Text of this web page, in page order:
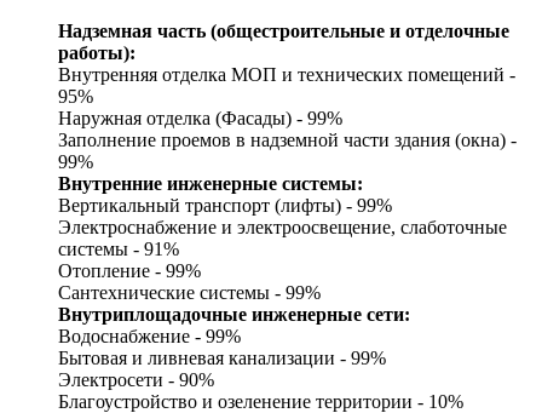
Надземная часть (общестроительные и отделочные
работы):
Внутренняя отделка МОП и технических помещений -
95%
Наружная отделка (Фасады) - 99%
Заполнение проемов в надземной части здания (окна) -
99%
Внутренние инженерные системы:
Вертикальный транспорт (лифты) - 99%
Электроснабжение и электроосвещение, слаботочные
системы - 91%
Отопление - 99%
Сантехнические системы - 99%
Внутриплощадочные инженерные сети:
Водоснабжение - 99%
Бытовая и ливневая канализации - 99%
Электросети - 90%
Благоустройство и озеленение территории - 10%